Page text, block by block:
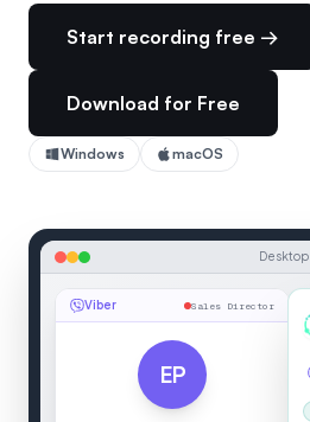
Start recording free →
Download for Free
Windows macOS
Desktop
Viber Sales Director
EP